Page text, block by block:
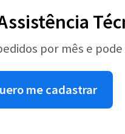
por mês e
me cadastrar